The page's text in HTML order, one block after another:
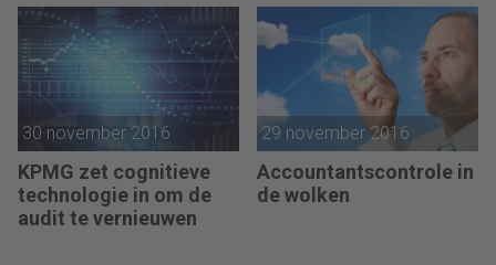
30 november 2016
KPMG zet cognitieve
technologie in om de
audit te vernieuwen
29 november 2016
Accountantscontrole in
de wolken